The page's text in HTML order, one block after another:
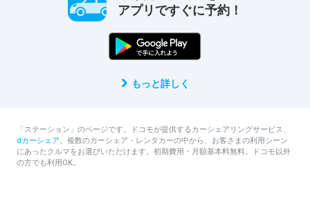
アプリですぐに予約！
もっと詳しく
「ステーション」のページです。ドコモが提供するカーシェアリングサービス、
dカーシェア。複数のカーシェア・レンタカーの中から、お客さまの利用シーン
にあったクルマをお選びいただけます。初期費用・月額基本料無料。ドコモ以外
の方でも利用OK。